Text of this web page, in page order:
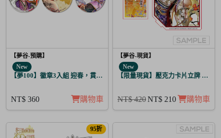
【夢谷-預購】
New
【夢100】徽章3入組 迎春，貫徹仁義的火之誓言 薩齊亞
NT$ 360 購物車
【夢谷-現貨】
New
【限量現貨】壓克力卡片立牌 傳遞
NT$ 420NT$ 210 購物車
95折